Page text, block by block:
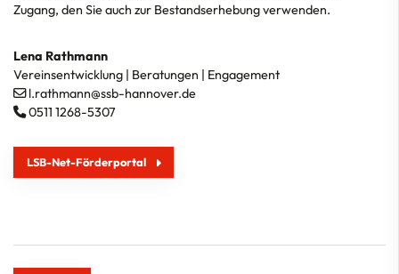
Zugang, den Sie auch zur Bestandserhebung verwenden.
Lena Rathmann
Vereinsentwicklung | Beratungen | Engagement
l.rathmann@ssb-hannover.de
0511 1268-5307
LSB-Net-Förderportal